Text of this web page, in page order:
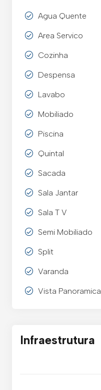
Agua Quente
Area Servico
Cozinha
Despensa
Lavabo
Mobiliado
Piscina
Quintal
Sacada
Sala Jantar
Sala T V
Semi Mobiliado
Split
Varanda
Vista Panoramica
Infraestrutura